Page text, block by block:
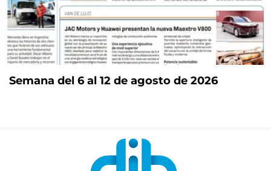
Semana del 6 al 12 de agosto de 2026